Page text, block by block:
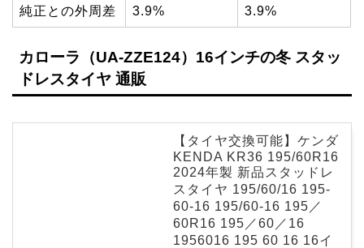
純正との外周差 3.9% 3.9%
カローラ（UA-ZZE124）16インチの冬 スタッ
ドレスタイヤ 通販
【タイヤ交換可能】ケンダ
KENDA KR36 195/60R16
2024年製 新品スタッドレ
スタイヤ 195/60/16 195-
60-16 195/60-16 195／
60R16 195／60／16
1956016 195 60 16 16イ